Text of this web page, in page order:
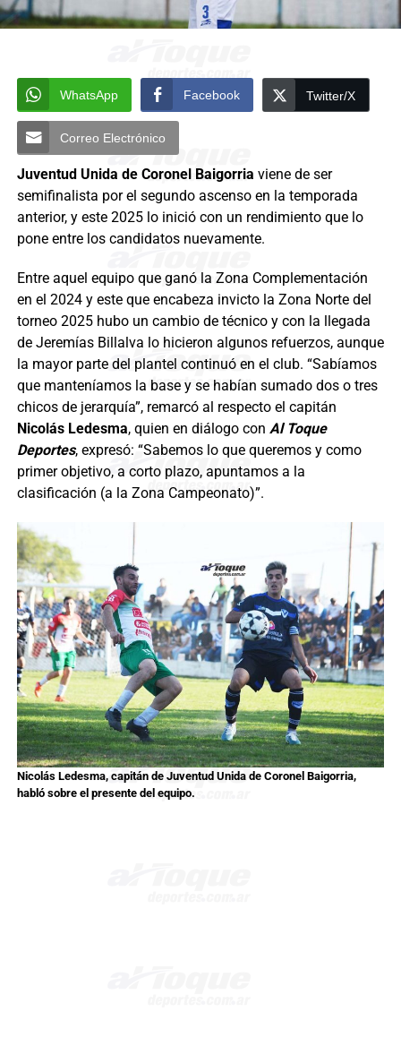
WhatsApp Facebook Twitter/X
Correo Electrónico
Juventud Unida de Coronel Baigorria viene de ser
semifinalista por el segundo ascenso en la temporada
anterior, y este 2025 lo inició con un rendimiento que lo
pone entre los candidatos nuevamente.
Entre aquel equipo que ganó la Zona Complementación
en el 2024 y este que encabeza invicto la Zona Norte del
torneo 2025 hubo un cambio de técnico y con la llegada
de Jeremías Billalva lo hicieron algunos refuerzos, aunque
la mayor parte del plantel continuó en el club. “Sabíamos
que manteníamos la base y se habían sumado dos o tres
chicos de jerarquía”, remarcó al respecto el capitán
Nicolás Ledesma, quien en diálogo con Al Toque
Deportes, expresó: “Sabemos lo que queremos y como
primer objetivo, a corto plazo, apuntamos a la
clasificación (a la Zona Campeonato)”.
Nicolás Ledesma, capitán de Juventud Unida de Coronel Baigorria,
habló sobre el presente del equipo.